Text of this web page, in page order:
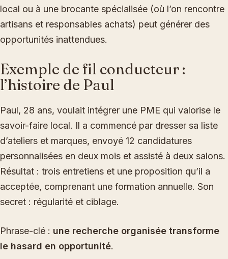
local ou à une brocante spécialisée (où l’on rencontre
artisans et responsables achats) peut générer des
opportunités inattendues.
Exemple de fil conducteur :
l’histoire de Paul
Paul, 28 ans, voulait intégrer une PME qui valorise le
savoir-faire local. Il a commencé par dresser sa liste
d’ateliers et marques, envoyé 12 candidatures
personnalisées en deux mois et assisté à deux salons.
Résultat : trois entretiens et une proposition qu’il a
acceptée, comprenant une formation annuelle. Son
secret : régularité et ciblage.
Phrase-clé : une recherche organisée transforme
le hasard en opportunité.